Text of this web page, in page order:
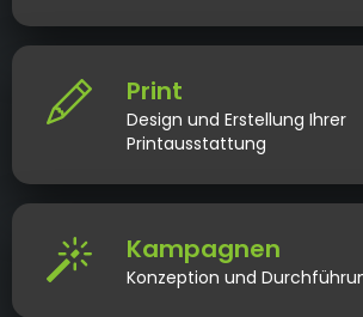
Print
Design und Erstellung Ihrer
Printausstattung
Kampagnen
Konzeption und